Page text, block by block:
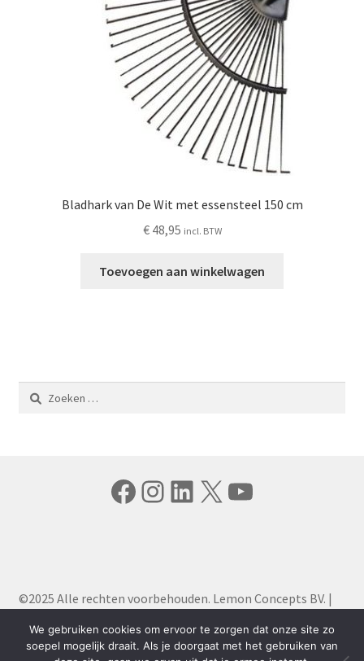
Bladhark van De Wit met essensteel 150 cm
€48,95 incl. BTW
Toevoegen aan winkelwagen
Zoeken
naar:
Facebook
Instagram
LinkedIn
X YouTube
©2025 Alle rechten voorbehouden. Lemon Concepts BV. |
We gebruiken cookies om ervoor te zorgen dat onze site zo
soepel mogelijk draait. Als je doorgaat met het gebruiken van